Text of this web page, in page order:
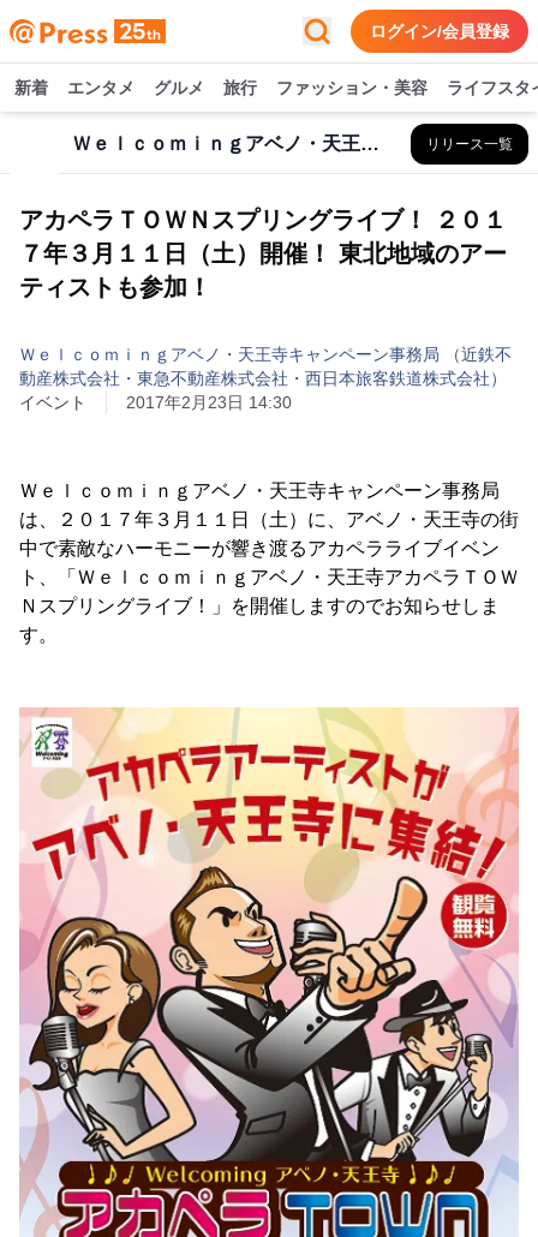
ログイン/会員登録
新着 エンタメ グルメ 旅行 ファッション・美容 ライフスタ
Ｗｅｌｃｏｍｉｎｇアベノ・天王寺キャンペーン事務局 （近鉄不動産株式会社・東急不動産株式会社・西日本旅客鉄道株式会社） リリース一覧
アカペラＴＯＷＮスプリングライブ！ ２０１
７年３月１１日（土）開催！ 東北地域のアー
ティストも参加！
Ｗｅｌｃｏｍｉｎｇアベノ・天王寺キャンペーン事務局 （近鉄不
動産株式会社・東急不動産株式会社・西日本旅客鉄道株式会社）
イベント
2017年2月23日 14:30
Ｗｅｌｃｏｍｉｎｇアベノ・天王寺キャンペーン事務局
は、２０１７年３月１１日（土）に、アベノ・天王寺の街
中で素敵なハーモニーが響き渡るアカペラライブイベン
ト、「Ｗｅｌｃｏｍｉｎｇアベノ・天王寺アカペラＴＯＷ
Ｎスプリングライブ！」を開催しますのでお知らせしま
す。